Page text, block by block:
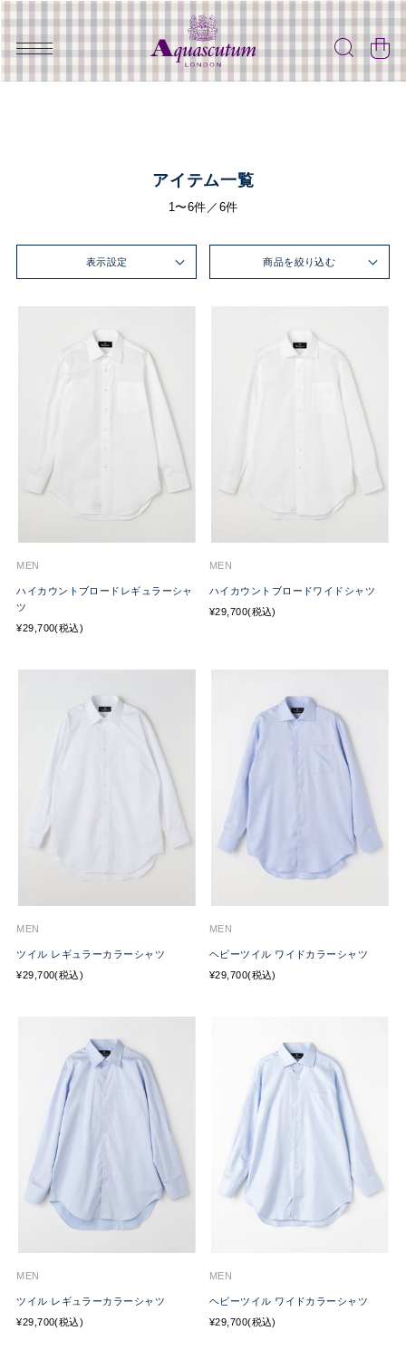
アイテム一覧
1〜6件／6件
表示設定 商品を絞り込む
MEN
ハイカウントブロードレギュラーシャ
ツ
¥29,700(税込)
MEN
ハイカウントブロードワイドシャツ
¥29,700(税込)
MEN
ツイル レギュラーカラーシャツ
¥29,700(税込)
MEN
ヘビーツイル ワイドカラーシャツ
¥29,700(税込)
MEN
ツイル レギュラーカラーシャツ
¥29,700(税込)
MEN
ヘビーツイル ワイドカラーシャツ
¥29,700(税込)